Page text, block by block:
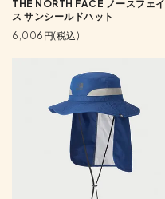
THE NORTH FACE ノースフェイ
ス サンシールドハット
6,006円(税込)